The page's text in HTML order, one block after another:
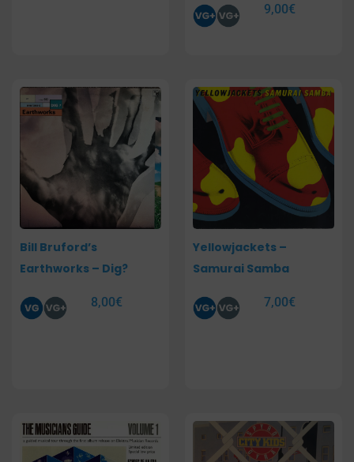
9,00€
Bill Bruford’s
Earthworks – Dig?
8,00€
Yellowjackets –
Samurai Samba
7,00€